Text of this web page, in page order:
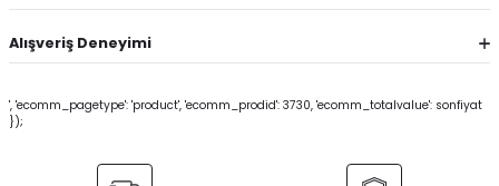
Alışveriş Deneyimi
', 'ecomm_pagetype': 'product', 'ecomm_prodid': 3730, 'ecomm_totalvalue': sonfiyat
});